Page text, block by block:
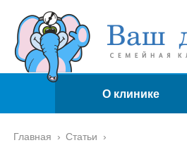
О клинике
Главная › Статьи ›